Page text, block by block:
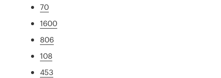
70
1600
806
108
453